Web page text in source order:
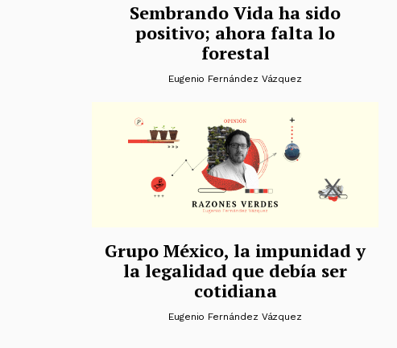
Sembrando Vida ha sido
positivo; ahora falta lo
forestal
Eugenio Fernández Vázquez
Grupo México, la impunidad y
la legalidad que debía ser
cotidiana
Eugenio Fernández Vázquez